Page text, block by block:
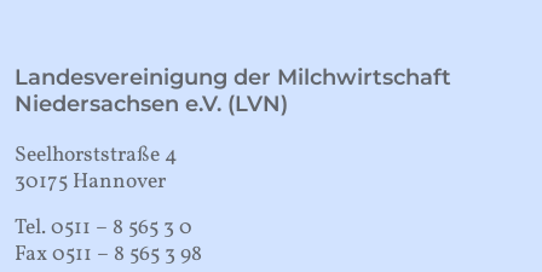
Landesvereinigung der Milchwirtschaft
Niedersachsen e.V. (LVN)
Seelhorststraße 4
30175 Hannover
Tel. 0511 – 8 565 3 0
Fax 0511 – 8 565 3 98